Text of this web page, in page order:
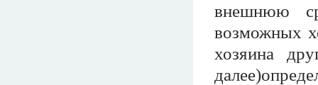
внешнюю
возможных
хозяина